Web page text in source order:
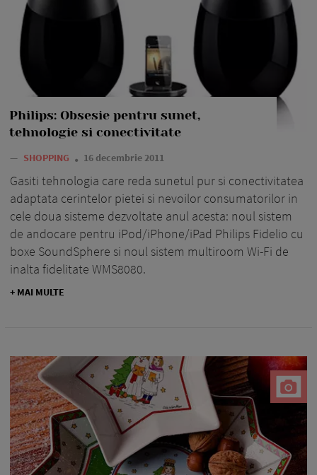
Philips: Obsesie pentru sunet,
tehnologie si conectivitate
— SHOPPING 16 decembrie 2011
Gasiti tehnologia care reda sunetul pur si conectivitatea
adaptata cerintelor pietei si nevoilor consumatorilor in
cele doua sisteme dezvoltate anul acesta: noul sistem
de andocare pentru iPod/iPhone/iPad Philips Fidelio cu
boxe SoundSphere si noul sistem multiroom Wi-Fi de
inalta fidelitate WMS8080.
+ MAI MULTE